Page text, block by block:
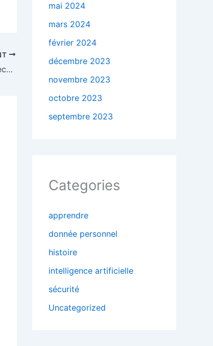
Ecosia, le moteur de recherche oriente ecologie
mai 2024
mars 2024
février 2024
décembre 2023
novembre 2023
octobre 2023
septembre 2023
Categories
apprendre
donnée personnel
histoire
intelligence artificielle
sécurité
Uncategorized